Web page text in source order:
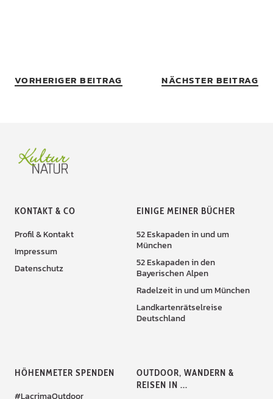
VORHERIGER BEITRAG NÄCHSTER BEITRAG
KONTAKT & CO
Profil & Kontakt
Impressum
Datenschutz
EINIGE MEINER BÜCHER
52 Eskapaden in und um
München
52 Eskapaden in den
Bayerischen Alpen
Radelzeit in und um München
Landkartenrätselreise
Deutschland
HÖHENMETER SPENDEN
#LacrimaOutdoor
OUTDOOR, WANDERN &
REISEN IN ...